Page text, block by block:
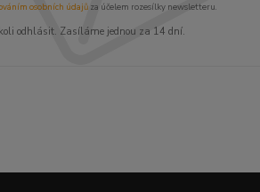
osobních údajůza účelem rozesílky newsletteru.
odhlásit. Zasíláme jednou za 14 dní.